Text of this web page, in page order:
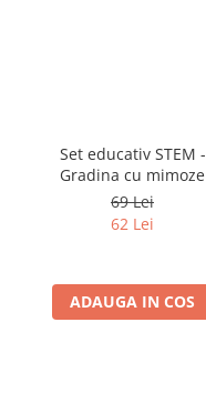
Set educativ STEM -
Gradina cu mimoze
69 Lei
62 Lei
ADAUGA IN COS